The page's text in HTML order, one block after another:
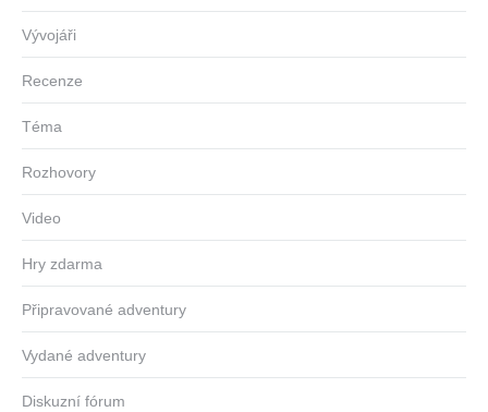
Vývojáři
Recenze
Téma
Rozhovory
Video
Hry zdarma
Připravované adventury
Vydané adventury
Diskuzní fórum